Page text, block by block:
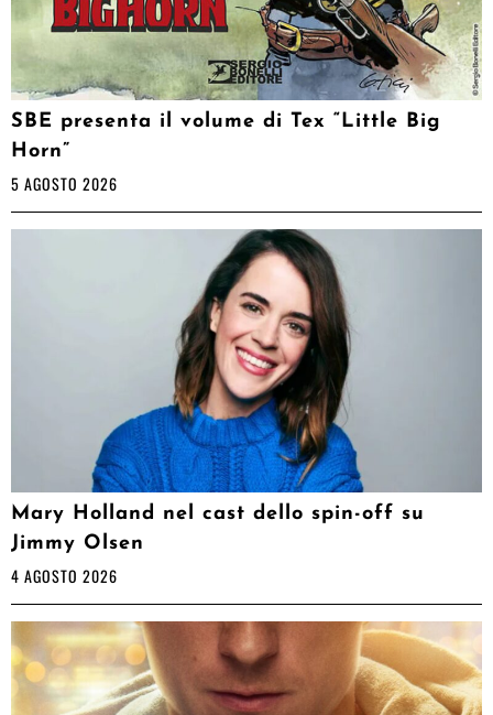
SBE presenta il volume di Tex “Little Big
Horn”
5 AGOSTO 2026
Mary Holland nel cast dello spin-off su
Jimmy Olsen
4 AGOSTO 2026